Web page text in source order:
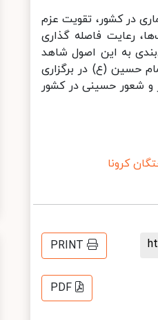
در کشور، تقویت عزم
رعایت فاصله گذاری
پای‌بندی به این اصول شاهد
حسین (ع) در برگزاری
شعور حسینی در کشور
کرونا
PRINT
PDF